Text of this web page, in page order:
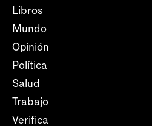
Libros
Mundo
Opinión
Política
Salud
Trabajo
Verifica